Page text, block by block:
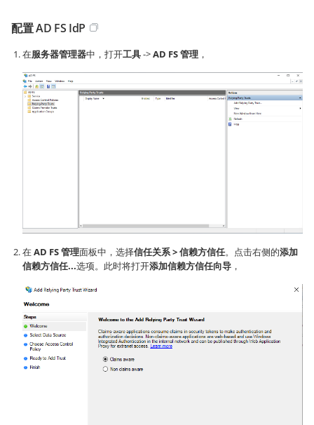
配置 AD FS IdP
在服务器管理器中，打开工具->AD FS 管理 ，
在AD FS 管理面板中，选择信任关系 > 信赖方信任。点击右侧的添加
信赖方信任...选项。此时将打开添加信赖方信任向导 ，